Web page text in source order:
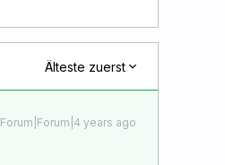
Älteste zuerst
Forum|Forum|4 years ago